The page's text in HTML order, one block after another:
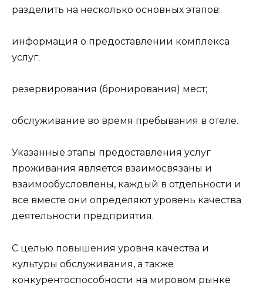
разделить на несколько основных этапов:
информация о предоставлении комплекса
услуг;
резервирования (бронирования) мест;
обслуживание во время пребывания в отеле.
Указанные этапы предоставления услуг
проживания является взаимосвязаны и
взаимообусловлены, каждый в отдельности и
все вместе они определяют уровень качества
деятельности предприятия.
С целью повышения уровня качества и
культуры обслуживания, а также
конкурентоспособности на мировом рынке